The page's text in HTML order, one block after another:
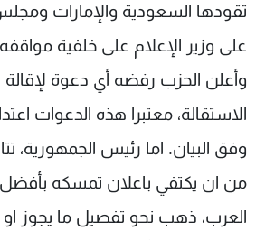
تقودها السعودية والإمارات
على وزير الإعلام على خلفية
وأعلن الحزب رفضه أي دعوة لإقالة
الاستقالة، معتبرا هذه الدعوات
وفق البيان. اما رئيس الجمهورية،
من ان يكتفي باعلان تمسكه
العرب، ذهب نحو تفصيل ما يجوز او